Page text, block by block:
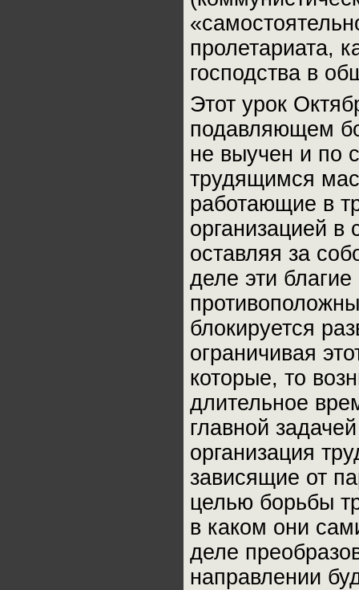
пролетариата,
господства в
Этот урок
подавляющем
не выучен и по
трудящимся
работающие в
организацией в
оставляя за
деле эти
блокируется
ограничивая
которые, то
длительное
главной
организация
зависящие от
целью борьбы
в каком они
деле
направлении